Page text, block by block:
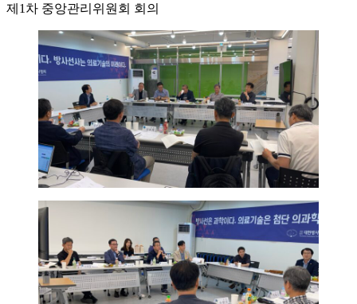
제1차 중앙관리위원회 회의